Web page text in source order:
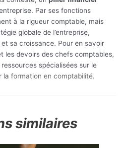
Par ses fonctions
à la rigueur comptable, mais
globale de l’entreprise,
sa croissance. Pour en savoir
les devoirs des chefs comptables,
spécialisées sur le
la formation en comptabilité.
similaires